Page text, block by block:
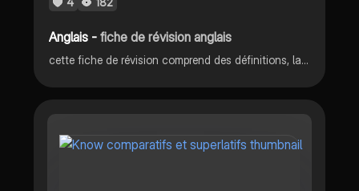
Anglais -fiche de révision anglais
cette fiche de révision comprend des définitions, la leçon sur le comparatif, la leçon de be, la leçon sur whereas, la leçon sur both